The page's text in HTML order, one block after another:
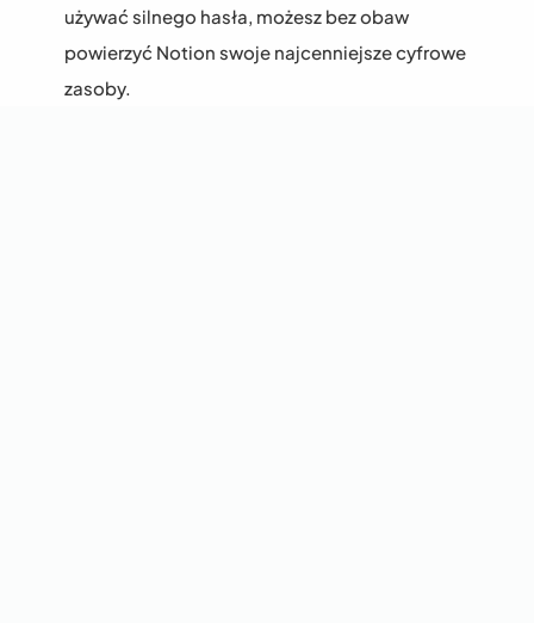
używać silnego hasła, możesz bez obaw
powierzyć Notion swoje najcenniejsze cyfrowe
zasoby.